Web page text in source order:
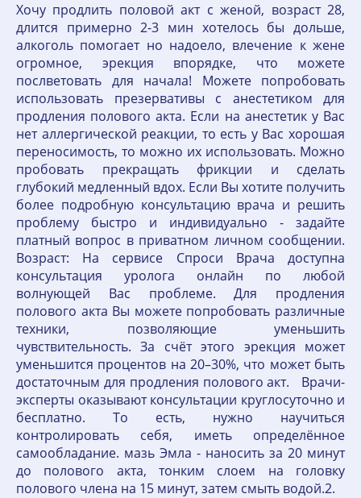
Хочу продлить половой акт с женой, возраст 28,
длится примерно 2-3 мин хотелось бы дольше,
алкоголь помогает но надоело, влечение к жене
огромное, эрекция впорядке, что можете
послветовать для начала! Можете попробовать
использовать презервативы с анестетиком для
продления полового акта. Если на анестетик у Вас
нет аллергической реакции, то есть у Вас хорошая
переносимость, то можно их использовать. Можно
пробовать прекращать фрикции и сделать
глубокий медленный вдох. Если Вы хотите получить
более подробную консультацию врача и решить
проблему быстро и индивидуально - задайте
платный вопрос в приватном личном сообщении.
Возраст: На сервисе Спроси Врача доступна
консультация уролога онлайн по любой
волнующей Вас проблеме. Для продления
полового акта Вы можете попробовать различные
техники, позволяющие уменьшить
чувствительность. За счёт этого эрекция может
уменьшится процентов на 20–30%, что может быть
достаточным для продления полового акт. Врачи-
эксперты оказывают консультации круглосуточно и
бесплатно. То есть, нужно научиться
контролировать себя, иметь определённое
самообладание. мазь Эмла - наносить за 20 минут
до полового акта, тонким слоем на головку
полового члена на 15 минут, затем смыть водой.2.